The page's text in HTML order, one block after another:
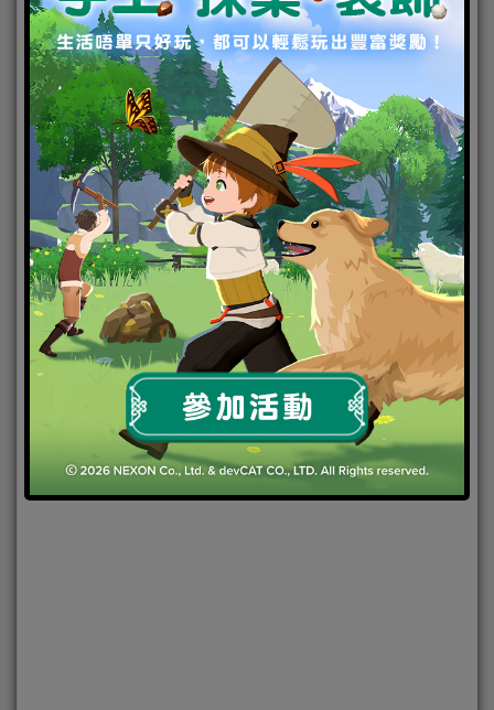
Let’s rock！ 《聖騎士之戰
Xrd Rev 2》與《THE
KING OF FIGHTERS
ALLSTAR》 聯名合作登場
2021-11-23|Android,IOS,手機遊戲